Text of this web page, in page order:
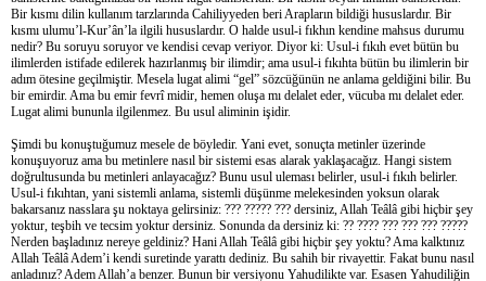
Bir kısmı dilin kullanım tarzlarında Cahiliyyeden beri Arapların bildiği hususlardır. Bir
kısmı ulumu’l-Kur’ân’la ilgili hususlardır. O halde usul-i fıkhın kendine mahsus durumu
nedir? Bu soruyu soruyor ve kendisi cevap veriyor. Diyor ki: Usul-i fıkıh evet bütün bu
ilimlerden istifade edilerek hazırlanmış bir ilimdir; ama usul-i fıkıhta bütün bu ilimlerin bir
adım ötesine geçilmiştir. Mesela lugat alimi “gel” sözcüğünün ne anlama geldiğini bilir. Bu
bir emirdir. Ama bu emir fevrî midir, hemen oluşa mı delalet eder, vücuba mı delalet eder.
Lugat alimi bununla ilgilenmez. Bu usul aliminin işidir.
Şimdi bu konuştuğumuz mesele de böyledir. Yani evet, sonuçta metinler üzerinde
konuşuyoruz ama bu metinlere nasıl bir sistemi esas alarak yaklaşacağız. Hangi sistem
doğrultusunda bu metinleri anlayacağız? Bunu usul uleması belirler, usul-i fıkıh belirler.
Usul-i fıkıhtan, yani sistemli anlama, sistemli düşünme melekesinden yoksun olarak
bakarsanız nasslara şu noktaya gelirsiniz: ??? ????? ??? dersiniz, Allah Teâlâ gibi hiçbir şey
yoktur, teşbih ve tecsim yoktur dersiniz. Sonunda da dersiniz ki: ?? ???? ??? ??? ??? ?????
Nerden başladınız nereye geldiniz? Hani Allah Teâlâ gibi hiçbir şey yoktu? Ama kalktınız
Allah Teâlâ Adem’i kendi suretinde yarattı dediniz. Bu sahih bir rivayettir. Fakat bunu nasıl
anladınız? Adem Allah’a benzer. Bunun bir versiyonu Yahudilikte var. Esasen Yahudiliğin